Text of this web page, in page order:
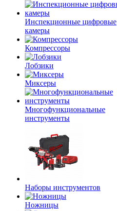
Инспекционные цифровые
камеры
Компрессоры
Лобзики
Миксеры
Многофункциональные
инструменты
Наборы инструментов
Ножницы